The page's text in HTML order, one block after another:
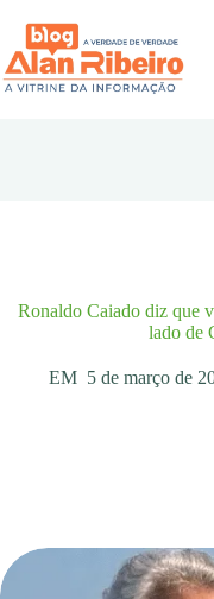
para
conteúdo
Ronaldo Caiado diz que
lado de
EM 5 de março de